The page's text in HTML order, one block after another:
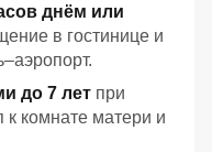
днём или
в гостинице и
до 7 лет при
комнате матери и